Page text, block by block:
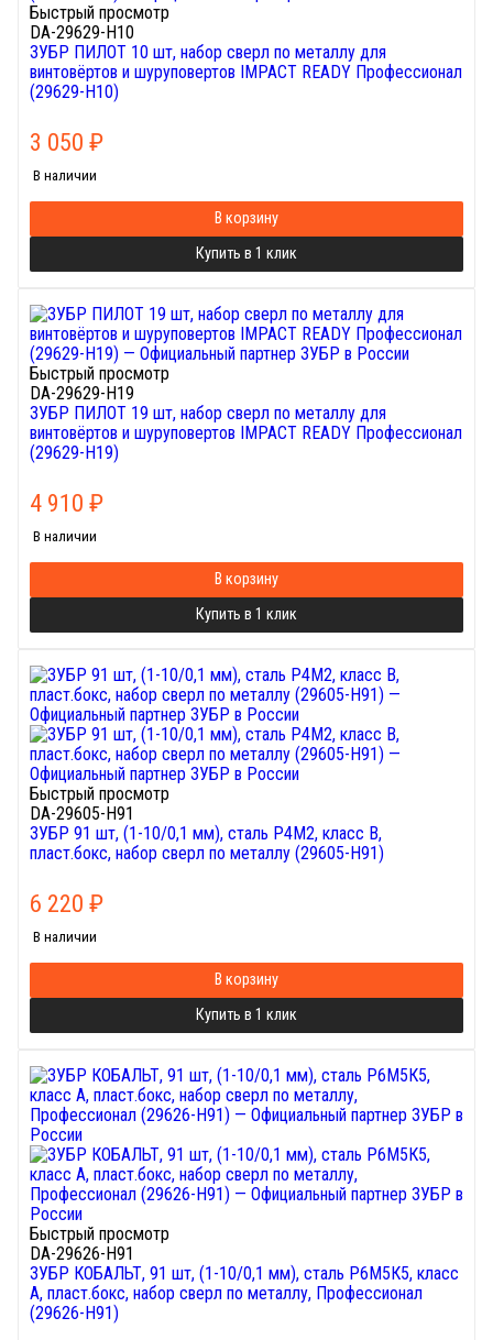
Быстрый просмотр
DA-29629-H10
ЗУБР ПИЛОТ 10 шт, набор сверл по металлу для
винтовёртов и шуруповертов IMPACT READY Профессионал
(29629-H10)
3 050 ₽
В наличии
В корзину
Купить в 1 клик
Быстрый просмотр
DA-29629-H19
ЗУБР ПИЛОТ 19 шт, набор сверл по металлу для
винтовёртов и шуруповертов IMPACT READY Профессионал
(29629-H19)
4 910 ₽
В наличии
В корзину
Купить в 1 клик
Быстрый просмотр
DA-29605-H91
ЗУБР 91 шт, (1-10/0,1 мм), сталь Р4М2, класс В,
пласт.бокс, набор сверл по металлу (29605-H91)
6 220 ₽
В наличии
В корзину
Купить в 1 клик
Быстрый просмотр
DA-29626-H91
ЗУБР КОБАЛЬТ, 91 шт, (1-10/0,1 мм), сталь Р6М5К5, класс
А, пласт.бокс, набор сверл по металлу, Профессионал
(29626-H91)